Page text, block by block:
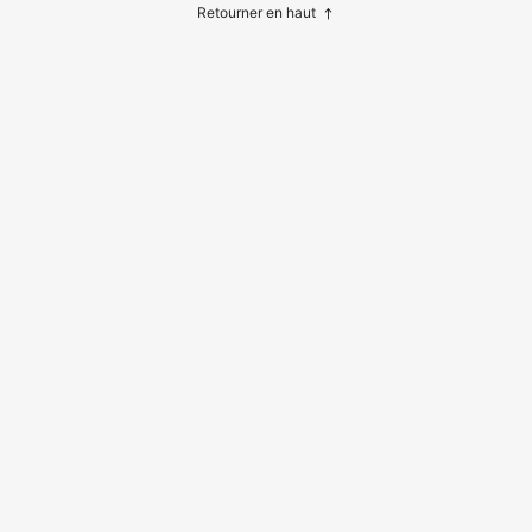
voyages et la maison, pour le campi
Retourner en haut